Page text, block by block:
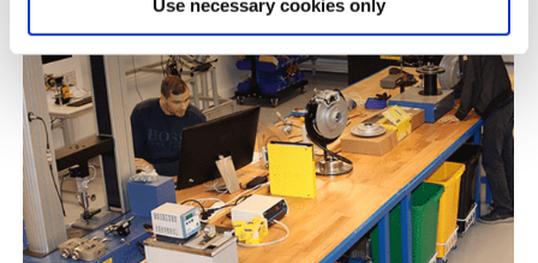
Use necessary cookies only